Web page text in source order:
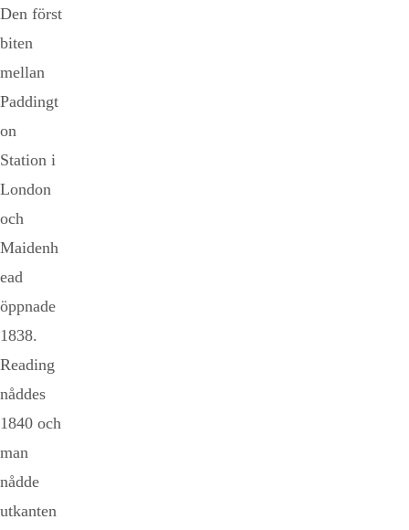
Den först
biten
mellan
Paddingt
on
Station i
London
och
Maidenh
ead
öppnade
1838.
Reading
nåddes
1840 och
man
nådde
utkanten